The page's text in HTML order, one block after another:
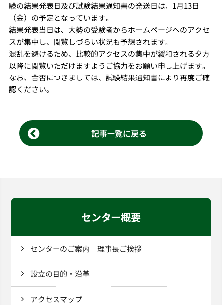
験の結果発表日及び試験結果通知書の発送日は、1月13日
（金）の予定となっています。
結果発表当日は、大勢の受験者からホームページへのアクセ
スが集中し、閲覧しづらい状況も予想されます。
混乱を避けるため、比較的アクセスの集中が緩和される夕方
以降に閲覧いただけますようご協力をお願い申し上げます。
なお、合否につきましては、試験結果通知書により再度ご確
認ください。
記事一覧に戻る
センター概要
センターのご案内 理事長ご挨拶
設立の目的・沿革
アクセスマップ